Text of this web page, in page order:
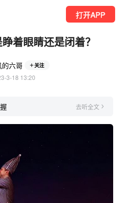
打开APP
着眼睛还是闭着？
的六哥 关注
3-18 13:20
去听全文